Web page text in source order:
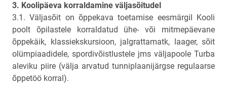
3. Koolipäeva korraldamine väljasõitudel
3.1. Väljasõit on õppekava toetamise eesmärgil Kooli
poolt õpilastele korraldatud ühe- või mitmepäevane
õppekäik, klassiekskursioon, jalgrattamatk, laager, sõit
olümpiaadidele, spordivõistlustele jms väljapoole Turba
aleviku piire (välja arvatud tunniplaanijärgse regulaarse
õppetöö korral).